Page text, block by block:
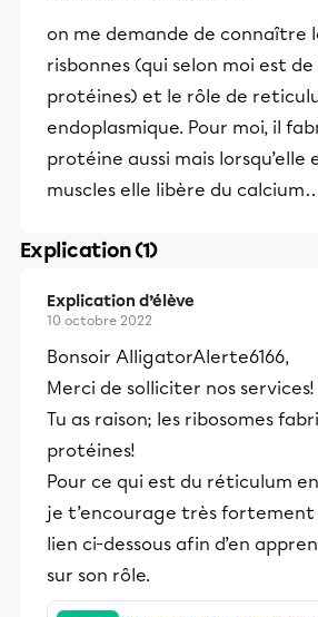
on me demande de connaître
risbonnes (qui selon moi est
protéines) et le rôle de
endoplasmique. Pour moi, il
protéine aussi mais lorsqu’elle
muscles elle libère du
Explication (1)
Explication d’élève
10 octobre 2022
Bonsoir AlligatorAlerte6166,
Merci de solliciter nos services!
Tu as raison; les ribosomes
protéines!
Pour ce qui est du réticulum
je t’encourage très fortement
lien ci-dessous afin d’en
sur son rôle.